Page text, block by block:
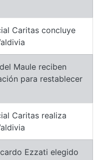
Caritas concluye
Maule reciben
para restablecer
Caritas realiza
Ezzati elegido